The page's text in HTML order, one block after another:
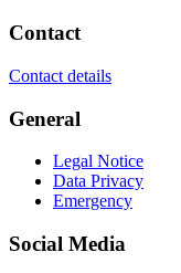
Contact
Contact details
General
Legal Notice
Data Privacy
Emergency
Social Media